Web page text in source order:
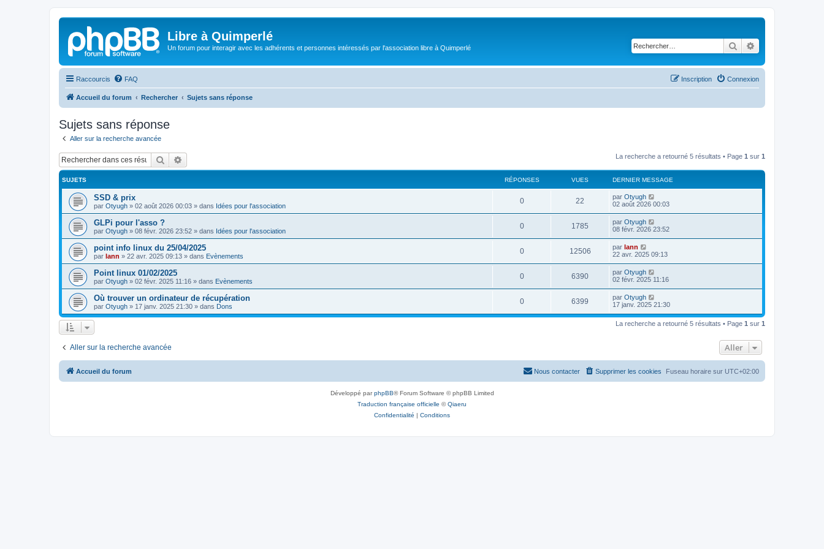
Libre à Quimperlé
Un forum pour interagir avec les adhérents et personnes intéressés par l'association libre à Quimperlé Rechercher
Raccourcis FAQ Connexion
Inscription
Accueil du forum Rechercher Sujets sans réponse
Sujets sans réponse
Aller sur la recherche avancée
Rechercher La recherche a retourné 5 résultats • Page 1 sur 1
SUJETS RÉPONSES VUES DERNIER MESSAGE
SSD & prix
par Otyugh » 02 août 2026 00:03 » dans Idées pour l'association
0 22 par Otyugh
02 août 2026 00:03
GLPi pour l'asso ?
par Otyugh » 08 févr. 2026 23:52 » dans Idées pour l'association
0 1785 par Otyugh
08 févr. 2026 23:52
point info linux du 25/04/2025
par lann » 22 avr. 2025 09:13 » dans Evènements
0 12506 par lann
22 avr. 2025 09:13
Point linux 01/02/2025
par Otyugh » 02 févr. 2025 11:16 » dans Evènements
0 6390 par Otyugh
02 févr. 2025 11:16
Où trouver un ordinateur de récupération
par Otyugh » 17 janv. 2025 21:30 » dans Dons
0 6399 par Otyugh
17 janv. 2025 21:30
La recherche a retourné 5 résultats • Page 1 sur 1
Aller sur la recherche avancée Aller
Accueil du forum Fuseau horaire sur UTC+02:00
Supprimer les cookies
Nous contacter
Développé parphpBB® Forum Software © phpBB Limited
Traduction française officielle ©Qiaeru
Confidentialité | Conditions